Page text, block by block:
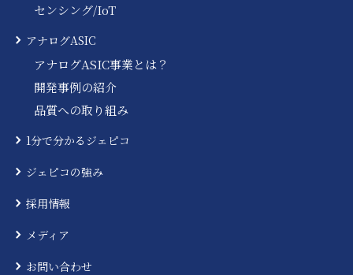
センシング/IoT
アナログASIC
アナログASIC事業とは？
開発事例の紹介
品質への取り組み
1分で分かるジェピコ
ジェピコの強み
採用情報
メディア
お問い合わせ